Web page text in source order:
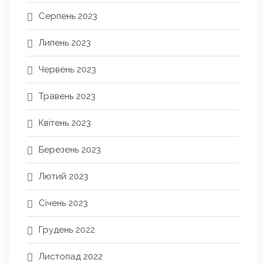
Серпень 2023
Липень 2023
Червень 2023
Травень 2023
Квітень 2023
Березень 2023
Лютий 2023
Січень 2023
Грудень 2022
Листопад 2022